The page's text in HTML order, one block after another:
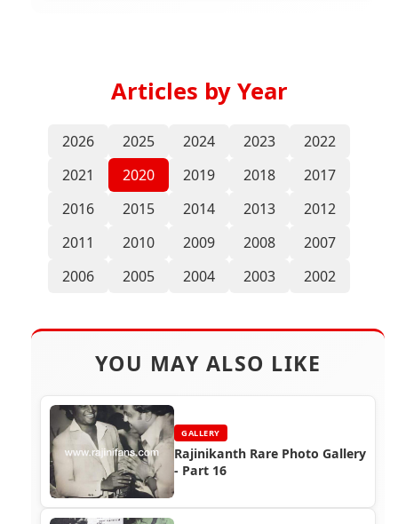
Articles by Year
2026 2025 2024 2023
2022
2021
2020 2019 2018
2017
2016
2015 2014 2013
2012
2011
2010 2009 2008
2007
2006
2005 2004 2003 2002
YOU MAY ALSO LIKE
GALLERY
Rajinikanth Rare Photo Gallery
- Part 16